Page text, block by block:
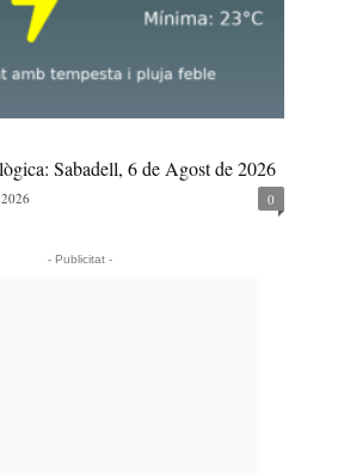
Sabadell, 6 de Agost de 2026
0
- Publicitat -